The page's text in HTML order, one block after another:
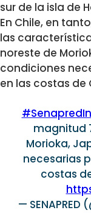
sur de la isla de
En Chile, en
las
noreste de
condiciones
en las costas de
magnitud
Morioka,
necesarias
costas
— SENAPRED